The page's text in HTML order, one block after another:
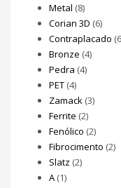
Metal (8)
Corian 3D (6)
Contraplacado
Bronze (4)
Pedra (4)
PET (4)
Zamack (3)
Ferrite (2)
Fenólico (2)
Fibrocimento (2)
Slatz (2)
A (1)